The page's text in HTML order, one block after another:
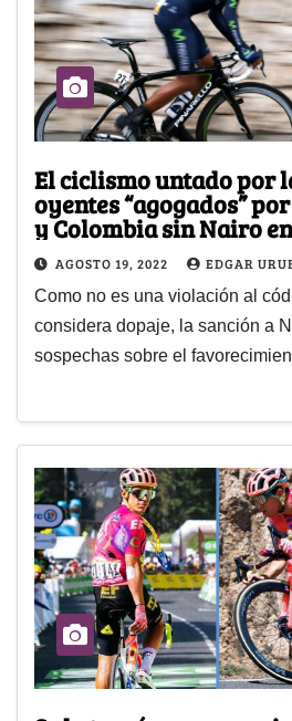
El ciclismo untado por
oyentes “agogados”
y Colombia sin Nairo
AGOSTO 19, 2022 EDGAR
Como no es una violación al
considera dopaje, la sanción a
sospechas sobre el